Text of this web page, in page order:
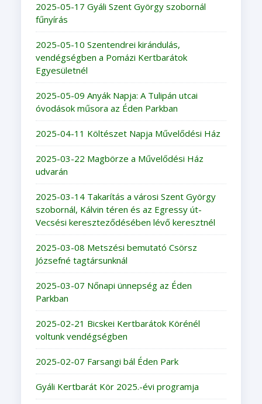
2025-05-17 Gyáli Szent György szobornál
fűnyírás
2025-05-10 Szentendrei kirándulás,
vendégségben a Pomázi Kertbarátok
Egyesületnél
2025-05-09 Anyák Napja: A Tulipán utcai
óvodások műsora az Éden Parkban
2025-04-11 Költészet Napja Művelődési Ház
2025-03-22 Magbörze a Művelődési Ház
udvarán
2025-03-14 Takarítás a városi Szent György
szobornál, Kálvin téren és az Egressy út-
Vecsési kereszteződésében lévő keresztnél
2025-03-08 Metszési bemutató Csörsz
Józsefné tagtársunknál
2025-03-07 Nőnapi ünnepség az Éden
Parkban
2025-02-21 Bicskei Kertbarátok Körénél
voltunk vendégségben
2025-02-07 Farsangi bál Éden Park
Gyáli Kertbarát Kör 2025.-évi programja